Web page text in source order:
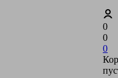
0
0
0